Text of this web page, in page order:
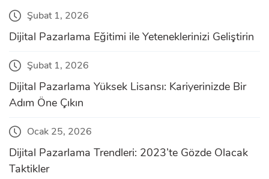
Şubat 1, 2026
Dijital Pazarlama Eğitimi ile Yeteneklerinizi Geliştirin
Şubat 1, 2026
Dijital Pazarlama Yüksek Lisansı: Kariyerinizde Bir
Adım Öne Çıkın
Ocak 25, 2026
Dijital Pazarlama Trendleri: 2023’te Gözde Olacak
Taktikler